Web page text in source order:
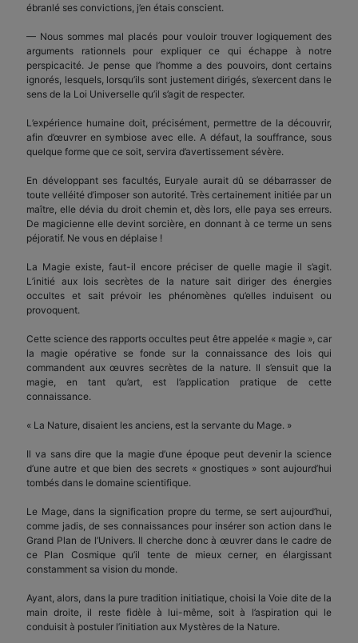
ébranlé ses convictions, j’en étais conscient.
— Nous sommes mal placés pour vouloir trouver logiquement des
arguments rationnels pour expliquer ce qui échappe à notre
perspicacité. Je pense que l’homme a des pouvoirs, dont certains
ignorés, lesquels, lorsqu’ils sont justement dirigés, s’exercent dans le
sens de la Loi Universelle qu’il s’agit de respecter.
L’expérience humaine doit, précisément, permettre de la découvrir,
afin d’œuvrer en symbiose avec elle. A défaut, la souffrance, sous
quelque forme que ce soit, servira d’avertissement sévère.
En développant ses facultés, Euryale aurait dû se débarrasser de
toute velléité d’imposer son autorité. Très certainement initiée par un
maître, elle dévia du droit chemin et, dès lors, elle paya ses erreurs.
De magicienne elle devint sorcière, en donnant à ce terme un sens
péjoratif. Ne vous en déplaise !
La Magie existe, faut-il encore préciser de quelle magie il s’agit.
L’initié aux lois secrètes de la nature sait diriger des énergies
occultes et sait prévoir les phénomènes qu’elles induisent ou
provoquent.
Cette science des rapports occultes peut être appelée « magie », car
la magie opérative se fonde sur la connaissance des lois qui
commandent aux œuvres secrètes de la nature. Il s’ensuit que la
magie, en tant qu’art, est l’application pratique de cette
connaissance.
« La Nature, disaient les anciens, est la servante du Mage. »
Il va sans dire que la magie d’une époque peut devenir la science
d’une autre et que bien des secrets « gnostiques » sont aujourd’hui
tombés dans le domaine scientifique.
Le Mage, dans la signification propre du terme, se sert aujourd’hui,
comme jadis, de ses connaissances pour insérer son action dans le
Grand Plan de l’Univers. Il cherche donc à œuvrer dans le cadre de
ce Plan Cosmique qu’il tente de mieux cerner, en élargissant
constamment sa vision du monde.
Ayant, alors, dans la pure tradition initiatique, choisi la Voie dite de la
main droite, il reste fidèle à lui-même, soit à l’aspiration qui le
conduisit à postuler l’initiation aux Mystères de la Nature.